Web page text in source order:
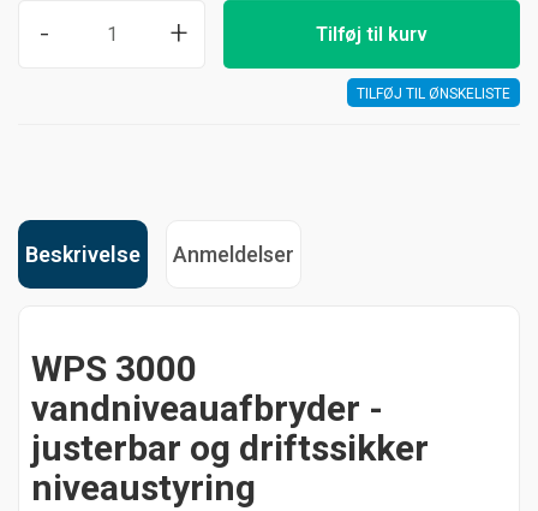
- + Tilføj til kurv
TILFØJ TIL ØNSKELISTE
Beskrivelse Anmeldelser
WPS 3000
vandniveauafbryder -
justerbar og driftssikker
niveaustyring